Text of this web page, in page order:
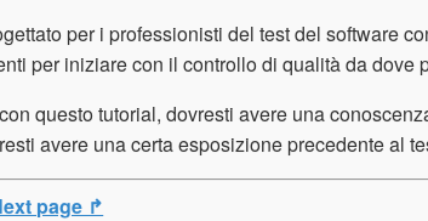
per i professionisti del test del software
per iniziare con il controllo di qualità da dove
questo tutorial, dovresti avere una
avere una certa esposizione precedente al
page ↱